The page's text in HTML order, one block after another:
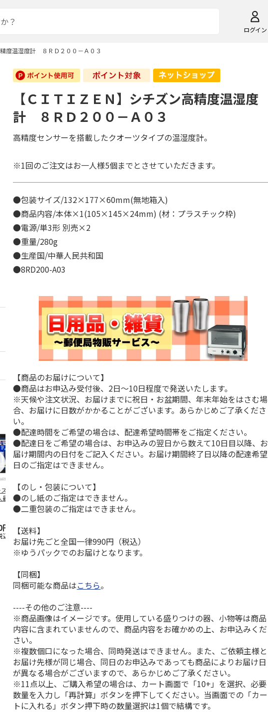
ログイン
精度温湿度計 ８ＲＤ２００－Ａ０３
大谷翔
最多53試
塁記念 ダ
)
MLB ドジャース 大
谷翔平 2026 NL 3・
4月投手…
平 日本人最多53試
合連続出塁記念 コ
イ…
【ＣＩＴＩＺＥＮ】シチズン高精度温湿度
計 ８ＲＤ２００－Ａ０３
高精度センサーを搭載したクオーツタイプの温湿度計。
※1回のご注文はお一人様5個までとさせていただきます。
●包装サイズ/132×177×60mm(無地箱入)
●商品内容/本体×1(105×145×24mm) (材：プラスチック枠)
●電源/単3形 別売×2
●重量/280g
●生産国/中華人民共和国
●8RD200-A03
【商品のお届けについて】
●商品はお申込み受付後、2日～10日程度で発送いたします。
※天候や注文状況、お届けまでに祝日・お盆期間、年末年始をはさむ場
合、お届けに日数がかかることがございます。あらかじめご了承くださ
い。
●配達時間をご希望の場合は、配達希望時間帯をご指定ください。
●配達日をご希望の場合は、お申込みの翌日から数えて10日目以降、お
届け期間内の日付をご記入ください。お届け期間終了日以降の配達希望
日のご指定はできません。
【のし・包装について】
●のし紙のご指定はできません。
●二重包装のご指定はできません。
【送料】
お届け先ごと全国一律990円（税込）
※ゆうパックでのお届けとなります。
【同梱】
同梱可能な商品はこちら。
----その他のご注意----
※商品画像はイメージです。使用している盛りつけの器、小物等は商品
内容に含まれていませんので、商品内容をお確かめの上、お申込みくだ
さい。
※複数個口になった場合、同時発送はできません。また、ご依頼主様と
お届け先様が同じ場合、同日のお申込みであっても商品によりお届け日
が異なる場合がございますので、あらかじめご了承ください。
※11点以上、ご購入希望の場合は、カート画面で「10+」を選択、必要
数量を入力し「再計算」ボタンを押下してください。当画面での「カー
トに入れる」ボタン押下時の数量選択は1個で結構です。